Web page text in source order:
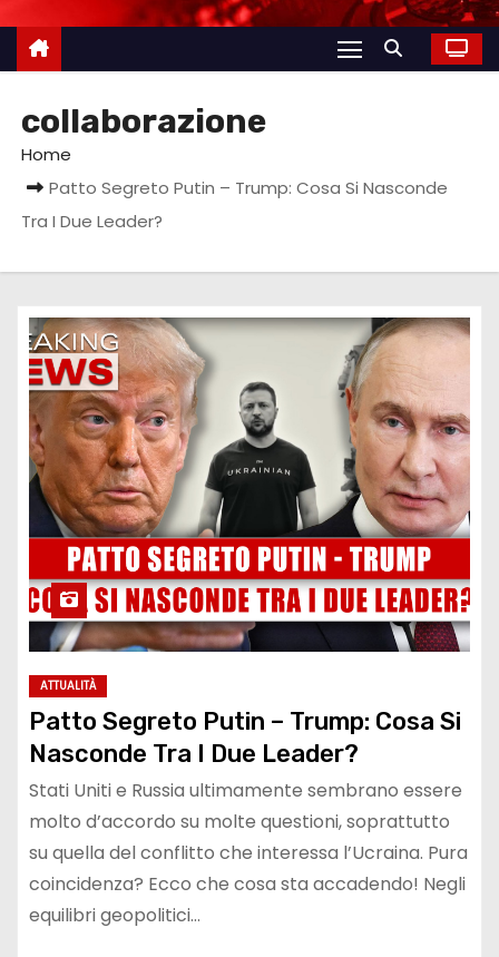
collaborazione
Home
Patto Segreto Putin – Trump: Cosa Si Nasconde
Tra I Due Leader?
ATTUALITÀ
Patto Segreto Putin – Trump: Cosa Si
Nasconde Tra I Due Leader?
Stati Uniti e Russia ultimamente sembrano essere
molto d’accordo su molte questioni, soprattutto
su quella del conflitto che interessa l’Ucraina. Pura
coincidenza? Ecco che cosa sta accadendo! Negli
equilibri geopolitici…